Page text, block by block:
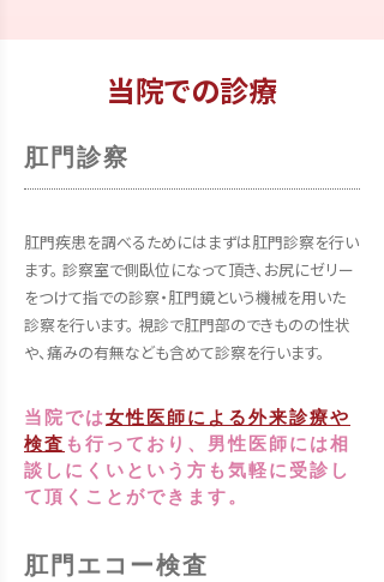
当院での診療
肛門診察
肛門疾患を調べるためにはまずは肛門診察を行い
ます。 診察室で側臥位になって頂き、お尻にゼリー
をつけて指での診察・肛門鏡という機械を用いた
診察を行います。 視診で肛門部のできものの性状
や、痛みの有無なども含めて診察を行います。
当院では女性医師による外来診療や
検査 も行っており、男性医師には相
談しにくいという方も気軽に受診し
て頂くことができます。
肛門エコー検査